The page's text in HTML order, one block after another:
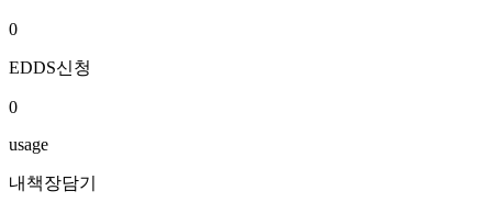
0
EDDS신청
0
usage
내책장담기